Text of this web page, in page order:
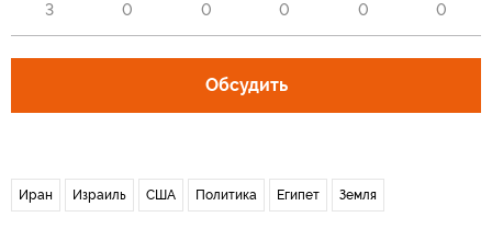
3 0 0 0 0 0
Обсудить
Иран Израиль США Политика Египет Земля